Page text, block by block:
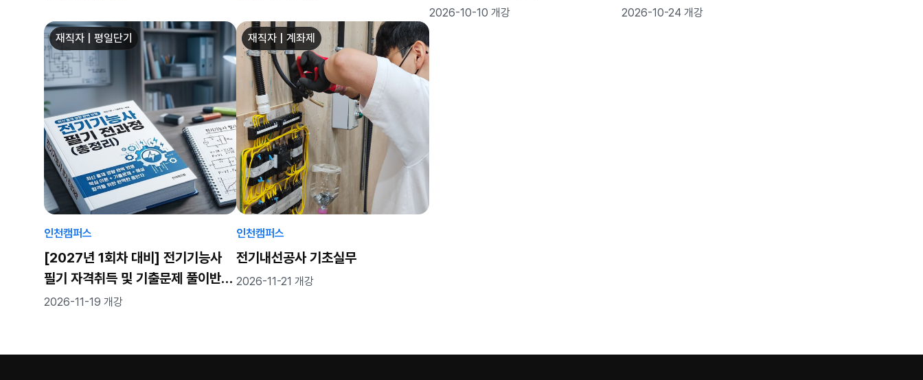
2026-10-10 개강
2026-10-24 개강
재직자 | 평일단기
인천캠퍼스
[2027년 1회차 대비] 전기기능사
필기 자격취득 및 기출문제 풀이반
(월~금) (82h)
2026-11-19 개강
재직자 | 계좌제
인천캠퍼스
전기내선공사 기초실무
2026-11-21 개강